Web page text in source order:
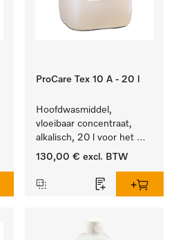
ProCare Tex 10 A - 20 l
Hoofdwasmiddel,
vloeibaar concentraat,
alkalisch, 20 l voor het
reinigen van wit wasgoed
130,00 € excl. BTW